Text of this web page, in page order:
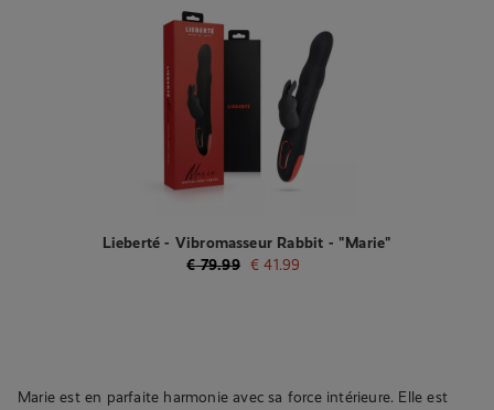
Lieberté - Vibromasseur Rabbit - "Marie"
€79.99 € 41.99
Marie est en parfaite harmonie avec sa force intérieure. Elle est